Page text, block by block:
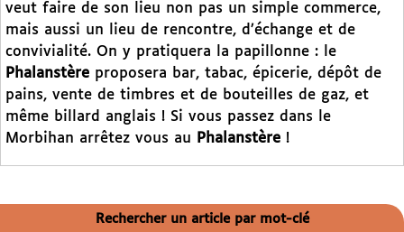
veut faire de son lieu non pas un simple commerce,
mais aussi un lieu de rencontre, d’échange et de
convivialité. On y pratiquera la papillonne : le
Phalanstère proposera bar, tabac, épicerie, dépôt de
pains, vente de timbres et de bouteilles de gaz, et
même billard anglais ! Si vous passez dans le
Morbihan arrêtez vous au
Phalanstère !
Rechercher un article par mot-clé